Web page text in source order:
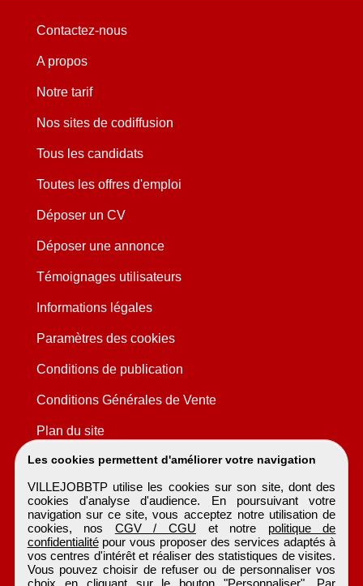
Les cookies permettent d'améliorer votre navigation
VILLEJOBBTP utilise les cookies sur son site, dont des
cookies d'analyse d'audience. En poursuivant votre
navigation sur ce site, vous acceptez notre utilisation de
cookies, nos CGV / CGU et notre politique de
confidentialitépour vous proposer des services adaptés à
vos centres d'intérêt et réaliser des statistiques de visites.
Vous pouvez choisir de refuser ou de personnaliser vos
choix en cliquant sur le bouton "Personnaliser". Par
Contactez-nous
A propos
Notre tarif
Nos sites de codiffusion
Tous les candidats
Toutes les offres d'emploi
Déposer un CV
Déposer une annonce
Témoignages utilisateurs
Informations légales
Paramètres des cookies
Conditions de publication
Conditions Générales de Vente
Plan du site